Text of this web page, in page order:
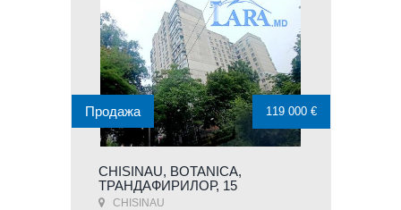
CHISINAU, BOTANICA,
ТРАНДАФИРИЛОР, 15
CHISINAU
Продажа 119 000 €